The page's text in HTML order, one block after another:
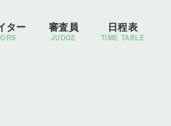
ター 審査員
JUDGE
日程表
TIME TABLE